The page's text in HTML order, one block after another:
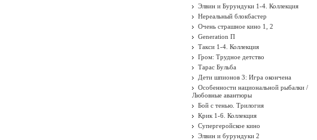
Элвин и Бурундуки 1-4. Коллекция
Нереальный блокбастер
Очень страшное кино 1, 2
Generation П
Такси 1-4. Коллекция
Гром: Трудное детство
Тарас Бульба
Дети шпионов 3: Игра окончена
Особенности национальной рыбалки /
Любовные авантюры
Бой с тенью. Трилогия
Крик 1-6. Коллекция
Супергеройское кино
Элвин и бурундуки 2